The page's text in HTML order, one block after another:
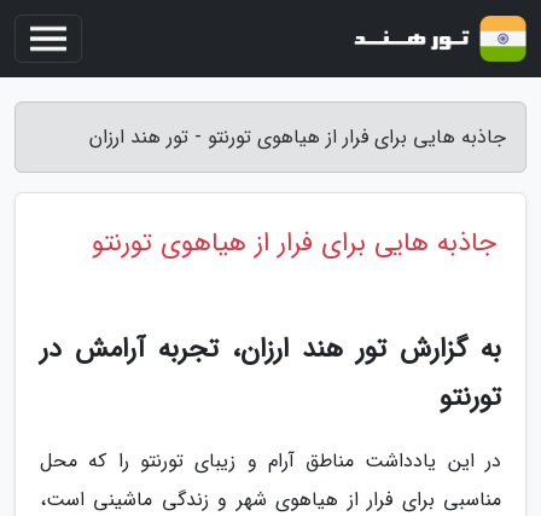
جاذبه هایی برای فرار از هیاهوی تورنتو - تور هند ارزان
جاذبه هایی برای فرار از هیاهوی تورنتو
به گزارش تور هند ارزان، تجربه آرامش در
تورنتو
در این یادداشت مناطق آرام و زیبای تورنتو را که محل
مناسبی برای فرار از هیاهوی شهر و زندگی ماشینی است،